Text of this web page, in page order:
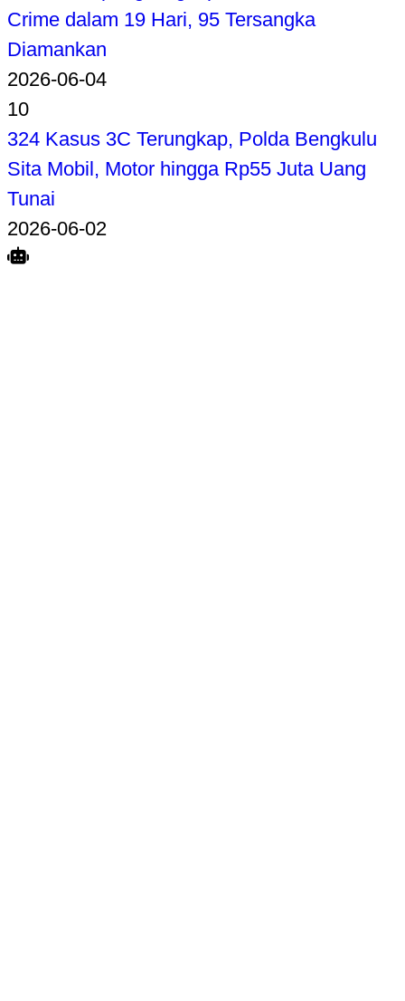
Crime dalam 19 Hari, 95 Tersangka
Diamankan
2026-06-04
10
324 Kasus 3C Terungkap, Polda Bengkulu
Sita Mobil, Motor hingga Rp55 Juta Uang
Tunai
2026-06-02